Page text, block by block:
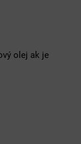
olej ak je